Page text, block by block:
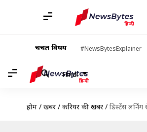
चर्चित विषय #NewsBytesExplainer
Hindi
होम / खबरें / करियर की खबरें / डिस्टेंस